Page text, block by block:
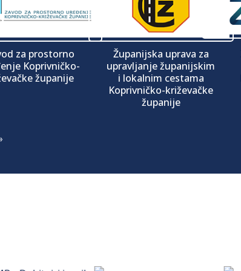
za prostorno
Koprivničko-
županije
Županijska uprava za
upravljanje županijskim
i lokalnim cestama
Koprivničko-križevačke
županije